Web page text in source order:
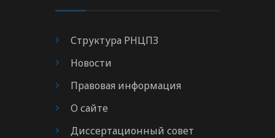
Структура РНЦПЗ
Новости
Правовая информация
О сайте
Диссертационный совет